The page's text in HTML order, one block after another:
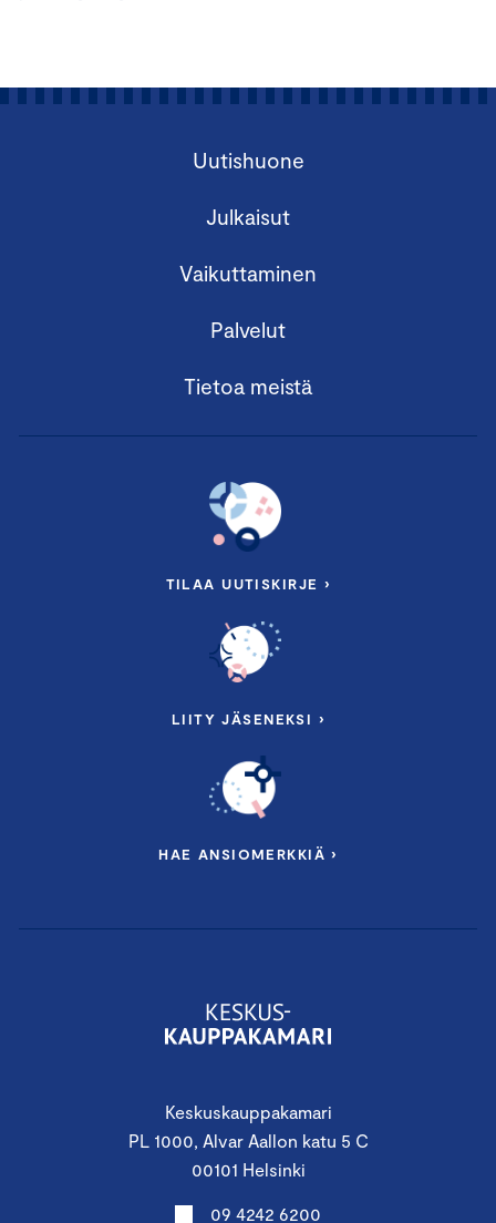
Keskuskauppakamari
PL 1000, Alvar Aallon katu 5 C
00101 Helsinki
09 4242 6200
Uutishuone
Julkaisut
Vaikuttaminen
Palvelut
Tietoa meistä
TILAA UUTISKIRJE ›
LIITY JÄSENEKSI ›
HAE ANSIOMERKKIÄ ›